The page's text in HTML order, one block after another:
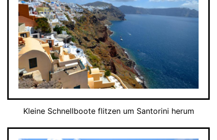
Kleine Schnellboote flitzen um Santorini herum